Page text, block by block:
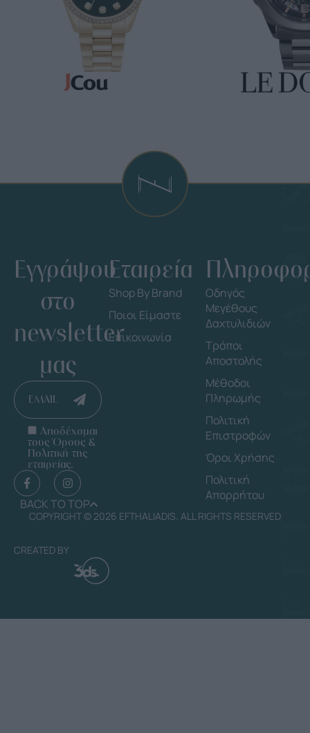
Εγγράψου
στο
newsletter
μας
EMAIL
Αποδέχομαι
τους Όρους &
Πολιτική της
εταιρείας.
BACK TO TOP
Εταιρεία
Shop By Brand
Ποιοι Είμαστε
Επικοινωνία
Οδηγός
Μεγέθους
Δαχτυλιδιών
Τρόποι
Αποστολής
Μέθοδοι
Πληρωμής
Πολιτική
Επιστροφών
Όροι Χρήσης
Πολιτική
Απορρήτου
COPYRIGHT © 2026 EFTHALIADIS. ALL RIGHTS RESERVED
CREATED BY